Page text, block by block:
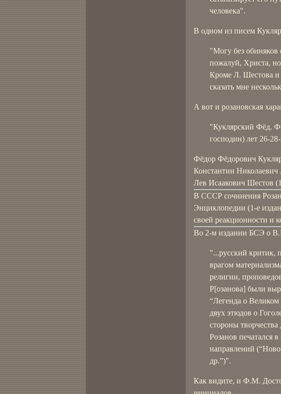
человека".
В одном из писем
"Могу без обиняков
пожалуй, Христа,
Кроме Л. Шестова и
сказать мне
А вот и розановская
"Куклярский Фёд.
господин) лет 26-
Фёдор Фёдорович
Константин Николаевич
Лев Исаакович Шестов
В СССР сочинения
Энциклопедии (1-е
своей реакционности и
Во 2-м издании БСЭ о
"...русский критик,
врагом
религии,
Р[озанова] были
“Легенда о
двух этюдов о
стороны
Розанов печатался
направлений
др.”)".
Как видите, и Ф.М.